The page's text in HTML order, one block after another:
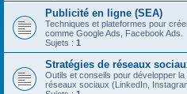
Publicité en ligne (SEA)
Techniques et plateformes pour
comme Google Ads, Facebook Ads.
Sujets : 1
Stratégies de réseaux
Outils et conseils pour développer
réseaux sociaux (LinkedIn,